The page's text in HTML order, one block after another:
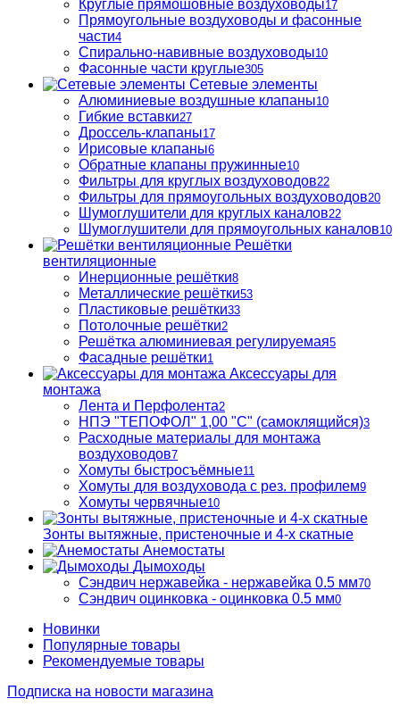
Круглые прямошовные воздуховоды17
Прямоугольные воздуховоды и фасонные
части4
Спирально-навивные воздуховоды10
Фасонные части круглые305
Сетевые элементы
Алюминиевые воздушные клапаны10
Гибкие вставки27
Дроссель-клапаны17
Ирисовые клапаны6
Обратные клапаны пружинные10
Фильтры для круглых воздуховодов22
Фильтры для прямоугольных воздуховодов20
Шумоглушители для круглых каналов22
Шумоглушители для прямоугольных каналов10
Решётки
вентиляционные
Инерционные решётки8
Металлические решётки53
Пластиковые решётки33
Потолочные решётки2
Решётка алюминиевая регулируемая5
Фасадные решётки1
Аксессуары для
монтажа
Лента и Перфолента2
НПЭ "ТЕПОФОЛ" 1,00 "С" (самоклящийся)3
Расходные материалы для монтажа
воздуховодов7
Хомуты быстросъёмные11
Хомуты для воздуховода с рез. профилем9
Хомуты червячные10
Зонты вытяжные, пристеночные и 4-х скатные
Анемостаты
Дымоходы
Сэндвич нержавейка - нержавейка 0.5 мм70
Сэндвич оцинковка - оцинковка 0.5 мм0
Новинки
Популярные товары
Рекомендуемые товары
Подписка на новости магазина